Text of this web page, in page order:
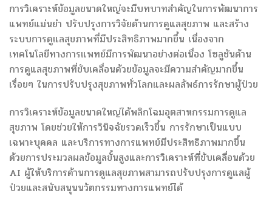
การวิเคราะห์ข้อมูลขนาดใหญ่จะมีบทบาทสำคัญในการพัฒนาการ
แพทย์แม่นยำ ปรับปรุงการวิจัยด้านการดูแลสุขภาพ และสร้าง
ระบบการดูแลสุขภาพที่มีประสิทธิภาพมากขึ้น เนื่องจาก
เทคโนโลยีทางการแพทย์มีการพัฒนาอย่างต่อเนื่อง โซลูชันด้าน
การดูแลสุขภาพที่ขับเคลื่อนด้วยข้อมูลจะมีความสำคัญมากขึ้น
เรื่อยๆ ในการปรับปรุงสุขภาพทั่วโลกและผลลัพธ์การรักษาผู้ป่วย
การวิเคราะห์ข้อมูลขนาดใหญ่ได้พลิกโฉมอุตสาหกรรมการดูแล
สุขภาพ โดยช่วยให้การวินิจฉัยรวดเร็วขึ้น การรักษาเป็นแบบ
เฉพาะบุคคล และบริการทางการแพทย์มีประสิทธิภาพมากขึ้น
ด้วยการประมวลผลข้อมูลขั้นสูงและการวิเคราะห์ที่ขับเคลื่อนด้วย
AI ผู้ให้บริการด้านการดูแลสุขภาพสามารถปรับปรุงการดูแลผู้
ป่วยและสนับสนุนนวัตกรรมทางการแพทย์ได้